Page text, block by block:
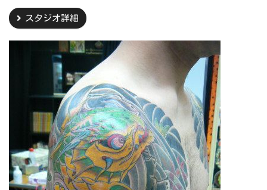
スタジオ詳細